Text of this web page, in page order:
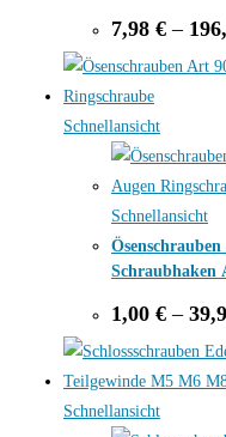
7,98 € –
Schnellansicht
Schnellansicht
Schraubhaken
1,00 € –
Schnellansicht